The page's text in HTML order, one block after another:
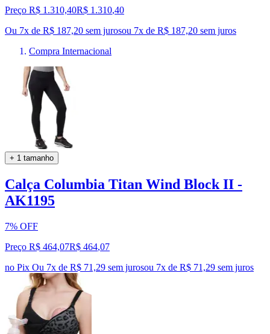
Preço R$ 1.310,40R$ 1.310,40
Ou 7x de R$ 187,20 sem jurosou 7x de R$ 187,20 sem juros
Compra Internacional
+ 1 tamanho
Calça Columbia Titan Wind Block II -
AK1195
7% OFF
Preço R$ 464,07R$ 464,07
no Pix Ou 7x de R$ 71,29 sem jurosou 7x de R$ 71,29 sem juros